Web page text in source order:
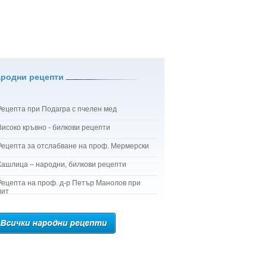
рецепти
при Подагра с пчелен мед
кръвно - билкови рецепти
за отслабване на проф. Мермерски
– народни, билкови рецепти
на проф. д-р Петър Манолов при